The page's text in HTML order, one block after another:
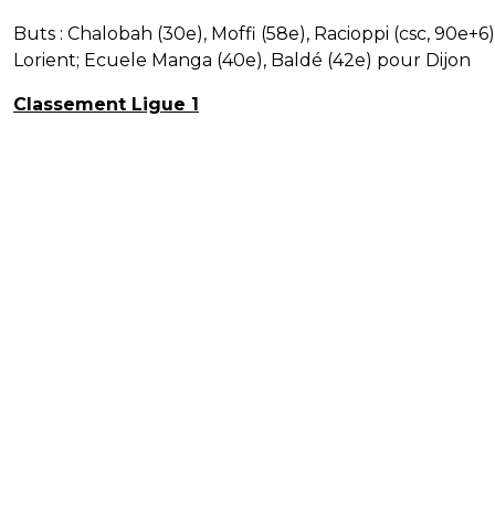
Buts : Chalobah (30e), Moffi (58e), Racioppi (csc,
Lorient; Ecuele Manga (40e), Baldé (42e) pour Dijon
Classement Ligue 1